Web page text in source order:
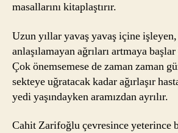
masallarını kitaplaştırır.
Uzun yıllar yavaş yavaş içine
anlaşılamayan ağrıları artmaya
Çok önemsemese de zaman zaman
sekteye uğratacak kadar ağırlaşır
yedi yaşındayken aramızdan ayrılır.
Cahit Zarifoğlu çevresince yeterince